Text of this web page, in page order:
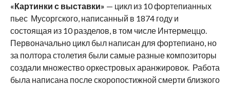
«Картинки с выставки» — цикл из 10 фортепианных
пьес Мусоргского, написанный в 1874 году и
состоящая из 10 разделов, в том числе Интермеццо.
Первоначально цикл был написан для фортепиано, но
за полтора столетия были самые разные композиторы
создали множество оркестровых аранжировок. Работа
была написана после скоропостижной смерти близкого